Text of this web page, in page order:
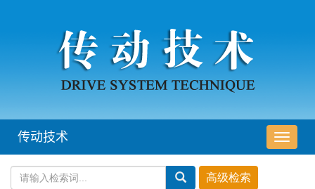
导
航
传动技术